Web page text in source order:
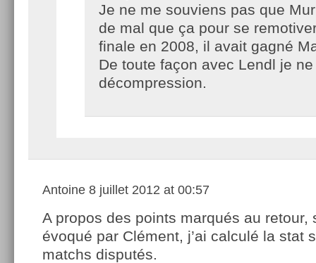
Je ne me souviens pas que
de mal que ça pour se
finale en 2008, il avait gagné
De toute façon avec Lendl je
décompression.
Antoine 8 juillet 2012 at 00:57
A propos des points marqués au retour,
évoqué par Clément, j’ai calculé la stat
matchs disputés.